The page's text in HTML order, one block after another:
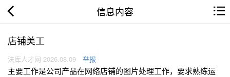
信息内容
店铺美工
法库人才网 2026.08.09 举报
主要工作是公司产品在网络店铺的图片处理工作，要求熟练运